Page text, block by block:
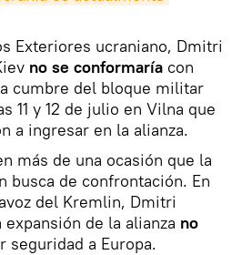
Exteriores ucraniano, Dmitri
no se conformaría con
cumbre del bloque militar
11 y 12 de julio en Vilna que
a ingresar en la alianza.
más de una ocasión que la
busca de confrontación. En
del Kremlin, Dmitri
de la alianza no
seguridad a Europa.